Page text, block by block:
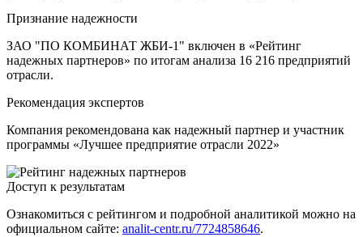
Признание надежности
ЗАО "ПО КОМБИНАТ ЖБИ-1" включен в «Рейтинг
надежных партнеров» по итогам анализа 16 216 предприятий
отрасли.
Рекомендация экспертов
Компания рекомендована как надежный партнер и участник
программы «Лучшее предприятие отрасли 2022»
Доступ к результатам
Ознакомиться с рейтингом и подробной аналитикой можно на
официальном сайте: analit-centr.ru/7724858646.